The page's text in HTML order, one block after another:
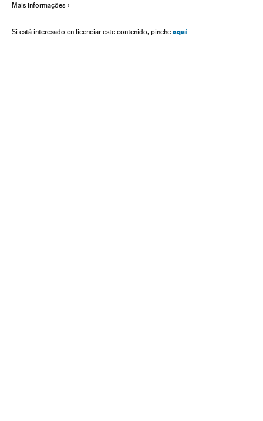
Meios comunicação
Mais informações
Si está interesado en licenciar este contenido, pinche aquí